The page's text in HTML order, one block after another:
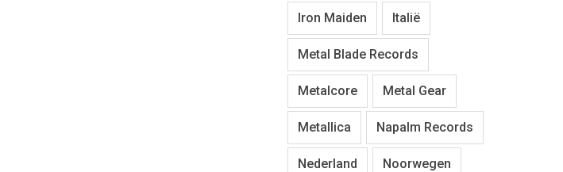
Iron Maiden Italië
Metal Blade Records
Metalcore Metal Gear
Metallica Napalm Records
Nederland Noorwegen